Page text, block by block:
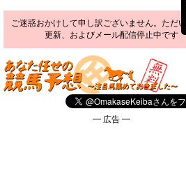
ご迷惑おかけして申し訳ございません。ただ
更新、およびメール配信停止中です
━ 広告 ━